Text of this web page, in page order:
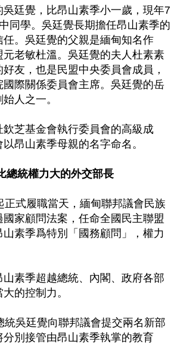
吳廷覺，比昂山素季小一歲，現年7
同學。吳廷覺長期擔任昂山素季的
。吳廷覺的父親是緬甸知名作
元老敏杜溫。吳廷覺的夫人杜素素
友，也是民盟中央委員會成員，
際關係委員會主席。吳廷覺的岳
人之一。
芝基金會執行委員會的高級成
昂山素季母親的名字命名。
總統權力大的外交部長
正式履職當天，緬甸聯邦議會民族
國家顧問法案，任命全國民主聯盟
山素季爲特別「國務顧問」，權力
山素季超越總統、內閣、政府各部
的控制力。
統吳廷覺向聯邦議會提交兩名新部
別接管由昂山素季執掌的教育